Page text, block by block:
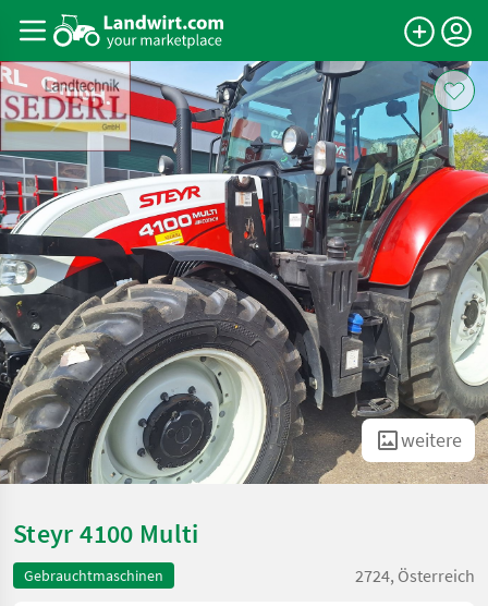
weitere
Steyr 4100 Multi
Gebrauchtmaschinen 2724, Österreich